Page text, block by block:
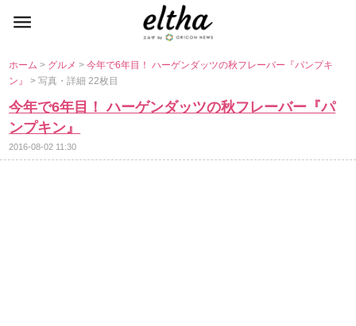
ホーム> グルメ>今年で6年目！ ハーゲンダッツの秋フレーバー『パンプキ
ン』> 写真・詳細 22枚目
今年で6年目！ ハーゲンダッツの秋フレーバー『パ
ンプキン』
2016-08-02 11:30